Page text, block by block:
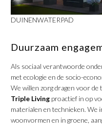
DUINENWATERPAD
Duurzaam
Als sociaal verantwoorde
met ecologie en de socio-
We willen zorg dragen voor
Triple Living proactief in op
materialen en technieken. We
woonvormen en in groene,